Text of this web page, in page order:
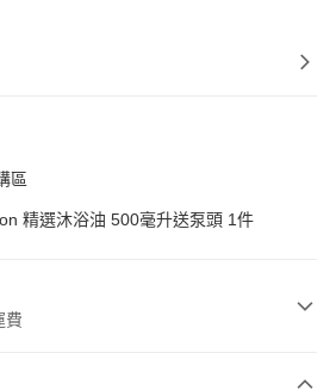
區
精選沐浴油 500毫升送泵頭 1件
費